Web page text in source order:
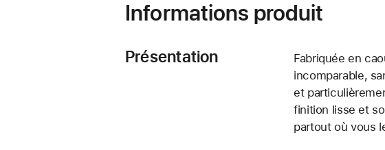
Informations produit
Présentation
Fabriquée en
incomparable,
et
finition lisse et
partout où vous